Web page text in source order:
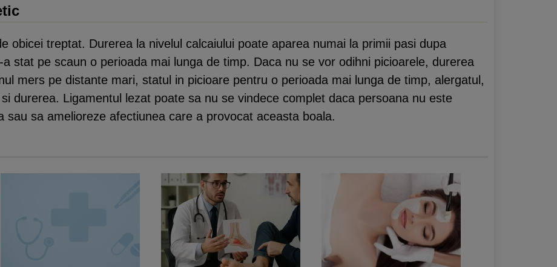
obicei treptat. Durerea la nivelul calcaiului poate aparea numai la primii pasi dupa
stat pe scaun o perioada mai lunga de timp. Daca nu se vor odihni picioarele, durerea
mers pe distante mari, statul in picioare pentru o perioada mai lunga de timp, alergatul,
durerea. Ligamentul lezat poate sa nu se vindece complet daca persoana nu este
sau sa amelioreze afectiunea care a provocat aceasta boala.